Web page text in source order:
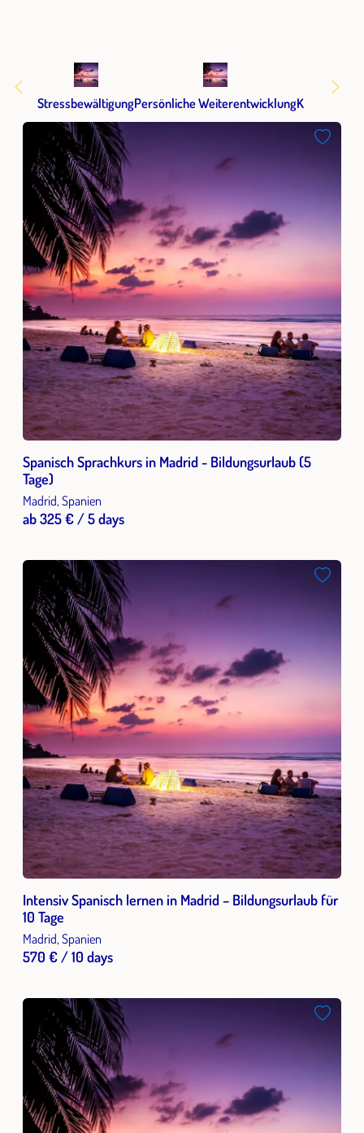
StressbewältigungPersönliche Weiterentwicklung
Spanisch Sprachkurs in Madrid - Bildungsurlaub (5
Tage)
Madrid, Spanien
ab 325 € / 5 days
Intensiv Spanisch lernen in Madrid – Bildungsurlaub für
10 Tage
Madrid, Spanien
570 € / 10 days